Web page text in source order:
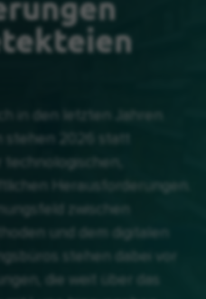
in den letzten Jahren
stehen 2026 statt
technologischen,
Herausforderungen.
zwischen
und dem digitalen
stehen dabei vor
die weit über das